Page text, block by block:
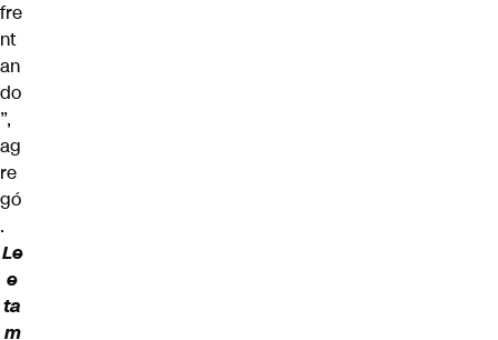
fre
nt
an
do
”,
ag
re
gó
.
Le
e
ta
m